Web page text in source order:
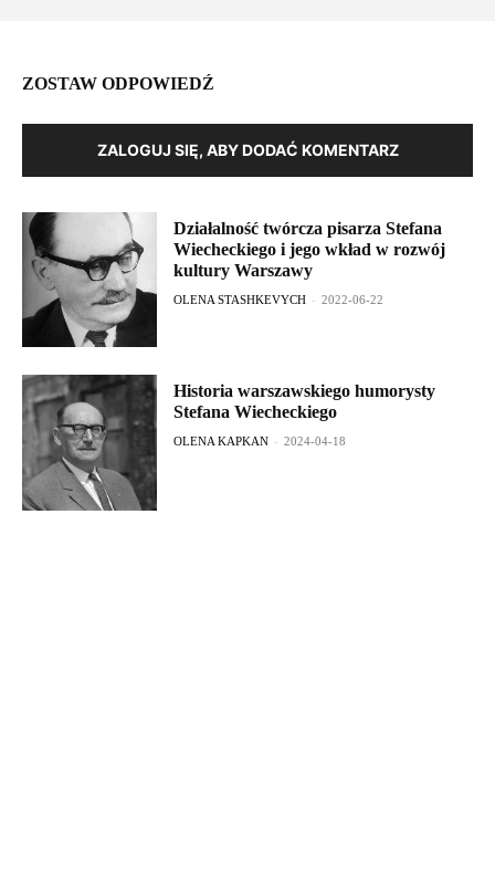
ZOSTAW ODPOWIEDŹ
ZALOGUJ SIĘ, ABY DODAĆ KOMENTARZ
Działalność twórcza pisarza Stefana
Wiecheckiego i jego wkład w rozwój
kultury Warszawy
OLENA STASHKEVYCH - 2022-06-22
Historia warszawskiego humorysty
Stefana Wiecheckiego
OLENA KAPKAN - 2024-04-18